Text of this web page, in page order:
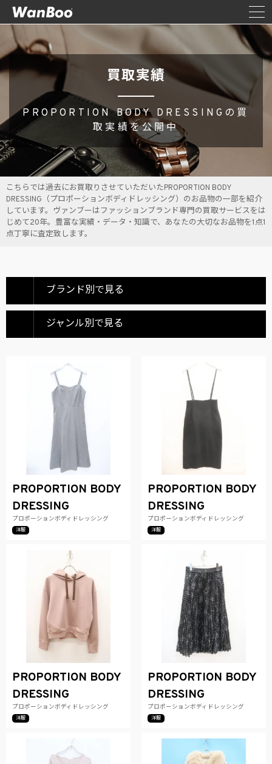
買取実績
PROPORTION BODY DRESSINGの買
取実績を公開中
こちらでは過去にお買取りさせていただいたPROPORTION BODY
DRESSING（プロポーションボディドレッシング）のお品物の一部を紹介
しています。ヴァンブーはファッションブランド専門の買取サービスをは
じめて20年。豊富な実績・データ・知識で、あなたの大切なお品物を1点1
点丁寧に査定致します。
ブランド別で見る
ジャンル別で見る
PROPORTION BODY
DRESSING
プロポーションボディドレッシング
洋服
PROPORTION BODY
DRESSING
プロポーションボディドレッシング
洋服
PROPORTION BODY
DRESSING
プロポーションボディドレッシング
洋服
PROPORTION BODY
DRESSING
プロポーションボディドレッシング
洋服